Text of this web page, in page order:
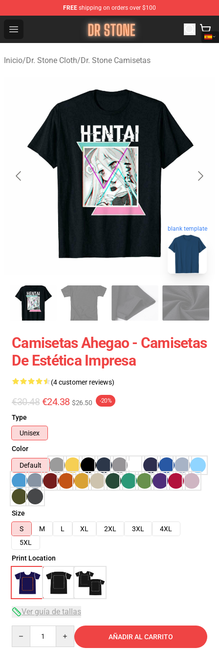
FREE shipping on orders over $100
Open menu
Dr Stone Store - Official Dr Stone Merchandise Shop
Inicio/Dr. Stone Cloth/Dr. Stone Camisetas
blank template
Camisetas Ahegao - Camisetas
De Estética Impresa
(4 customer reviews)
€30.48 €24.38 $26.50 -20%
Type
Unisex
Color
Default
Size
S
M L XL 2XL 3XL
4XL
5XL
Print Location
Ver guía de tallas
AÑADIR AL CARRITO